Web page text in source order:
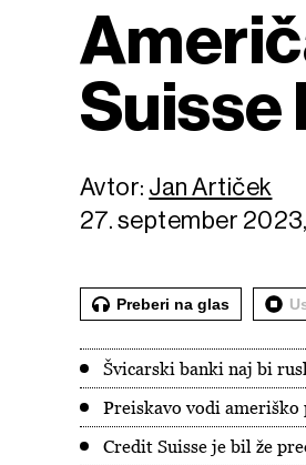
Suisse
Avtor: Jan Artiček
27. september
Preberi na glas
Švicarski banki naj bi
Preiskavo vodi
Credit Suisse je bil že